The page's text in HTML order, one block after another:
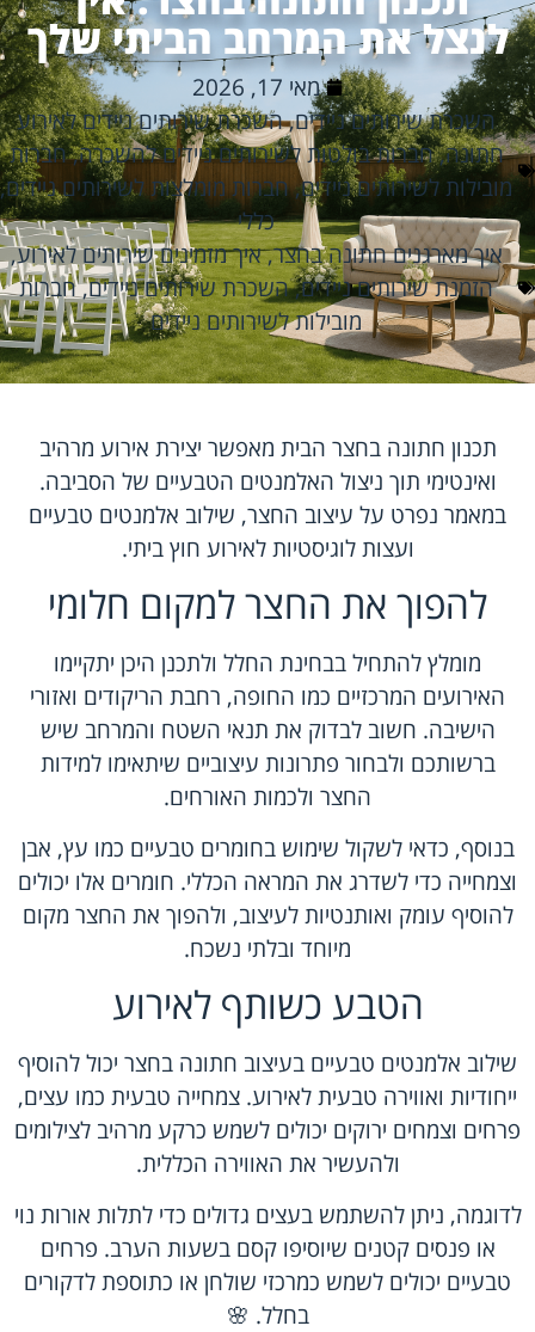
לנצל את המרחב הביתי שלך
מאי 17, 2026
השכרת שירותים ניידים,השכרת שירותים ניידים לאירוע
חתונה,חברות בולטות לשירותים ניידים להשכרה,חברות
מובילות לשירותים ניידים,חברות מומלצות לשירותים ניידים,
כללי
איך מארגנים חתונה בחצר,איך מזמינים שירותים לאירוע,
הזמנת שירותים ניידים,השכרת שירותים ניידים,חברות
מובילות לשירותים ניידים
תכנון חתונה בחצר הבית מאפשר יצירת אירוע מרהיב
ואינטימי תוך ניצול האלמנטים הטבעיים של הסביבה.
במאמר נפרט על עיצוב החצר, שילוב אלמנטים טבעיים
ועצות לוגיסטיות לאירוע חוץ ביתי.
להפוך את החצר למקום חלומי
מומלץ להתחיל בבחינת החלל ולתכנן היכן יתקיימו
האירועים המרכזיים כמו החופה, רחבת הריקודים ואזורי
הישיבה. חשוב לבדוק את תנאי השטח והמרחב שיש
ברשותכם ולבחור פתרונות עיצוביים שיתאימו למידות
החצר ולכמות האורחים.
בנוסף, כדאי לשקול שימוש בחומרים טבעיים כמו עץ, אבן
וצמחייה כדי לשדרג את המראה הכללי. חומרים אלו יכולים
להוסיף עומק ואותנטיות לעיצוב, ולהפוך את החצר מקום
מיוחד ובלתי נשכח.
הטבע כשותף לאירוע
שילוב אלמנטים טבעיים בעיצוב חתונה בחצר יכול להוסיף
ייחודיות ואווירה טבעית לאירוע. צמחייה טבעית כמו עצים,
פרחים וצמחים ירוקים יכולים לשמש כרקע מרהיב לצילומים
ולהעשיר את האווירה הכללית.
לדוגמה, ניתן להשתמש בעצים גדולים כדי לתלות אורות נוי
או פנסים קטנים שיוסיפו קסם בשעות הערב. פרחים
טבעיים יכולים לשמש כמרכזי שולחן או כתוספת לדקורים
בחלל. 🌸